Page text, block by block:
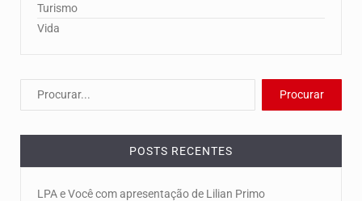
Turismo
Vida
POSTS RECENTES
LPA e Você com apresentação de Lilian Primo